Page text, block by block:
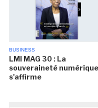
BUSINESS
LMI MAG 30 : La
souveraineté numérique
s'affirme